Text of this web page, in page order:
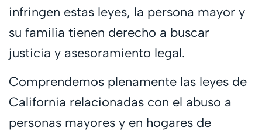
infringen estas leyes, la persona mayor y
su familia tienen derecho a buscar
justicia y asesoramiento legal.
Comprendemos plenamente las leyes de
California relacionadas con el abuso a
personas mayores y en hogares de